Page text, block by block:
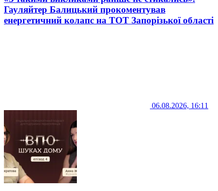
Гауляйтер Балицький прокоментував
енергетичний колапс на ТОТ Запорізької області
06.08.2026, 16:11